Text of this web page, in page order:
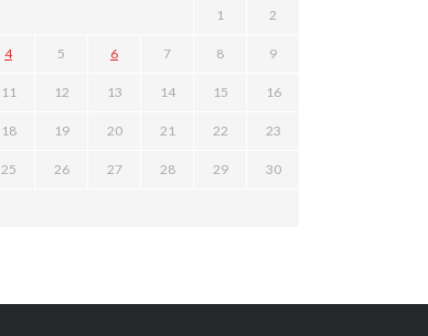
1 2
4 5 6 7 8 9
11 12 13 14 15 16
18 19 20 21 22 23
25 26 27 28 29 30